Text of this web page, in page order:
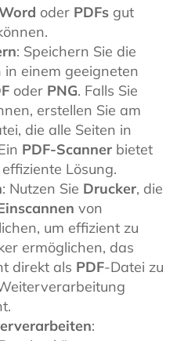
oder PDFs gut
: Speichern Sie die
einem geeigneten
oder PNG. Falls Sie
erstellen Sie am
die alle Seiten in
PDF-Scanner bietet
Lösung.
: Nutzen Sie Drucker, die
von
um effizient zu
ermöglichen, das
direkt als PDF-Datei zu
: